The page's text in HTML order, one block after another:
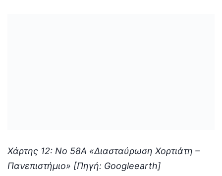
Χάρτης 12: Νο 58Α «Διασταύρωση Χορτιάτη –
Πανεπιστήμιο» [Πηγή: Googleearth]